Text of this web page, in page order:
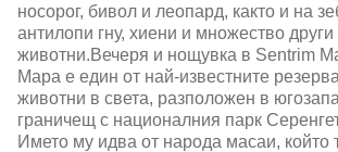
носорог, бивол и леопард, както и на
антилопи гну, хиени и множество други
животни.Вечеря и нощувка в Sentrim
Мара е един от най-известните
животни в света, разположен в
граничещ с националния парк
Името му идва от народа масаи, който